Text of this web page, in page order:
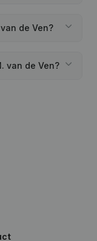
de Ven?
van de Ven?